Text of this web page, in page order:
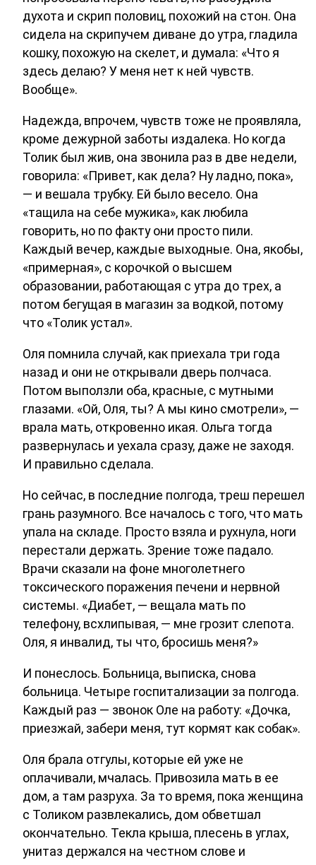
духота и скрип половиц, похожий на стон. Она
сидела на скрипучем диване до утра, гладила
кошку, похожую на скелет, и думала: «Что я
здесь делаю? У меня нет к ней чувств.
Вообще».
Надежда, впрочем, чувств тоже не проявляла,
кроме дежурной заботы издалека. Но когда
Толик был жив, она звонила раз в две недели,
говорила: «Привет, как дела? Ну ладно, пока»,
— и вешала трубку. Ей было весело. Она
«тащила на себе мужика», как любила
говорить, но по факту они просто пили.
Каждый вечер, каждые выходные. Она, якобы,
«примерная», с корочкой о высшем
образовании, работающая с утра до трех, а
потом бегущая в магазин за водкой, потому
что «Толик устал».
Оля помнила случай, как приехала три года
назад и они не открывали дверь полчаса.
Потом выползли оба, красные, с мутными
глазами. «Ой, Оля, ты? А мы кино смотрели», —
врала мать, откровенно икая. Ольга тогда
развернулась и уехала сразу, даже не заходя.
И правильно сделала.
Но сейчас, в последние полгода, треш перешел
грань разумного. Все началось с того, что мать
упала на складе. Просто взяла и рухнула, ноги
перестали держать. Зрение тоже падало.
Врачи сказали на фоне многолетнего
токсического поражения печени и нервной
системы. «Диабет, — вещала мать по
телефону, всхлипывая, — мне грозит слепота.
Оля, я инвалид, ты что, бросишь меня?»
И понеслось. Больница, выписка, снова
больница. Четыре госпитализации за полгода.
Каждый раз — звонок Оле на работу: «Дочка,
приезжай, забери меня, тут кормят как собак».
Оля брала отгулы, которые ей уже не
оплачивали, мчалась. Привозила мать в ее
дом, а там разруха. За то время, пока женщина
с Толиком развлекались, дом обветшал
окончательно. Текла крыша, плесень в углах,
унитаз держался на честном слове и